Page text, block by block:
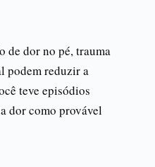
de dor no pé, trauma
podem reduzir a
teve episódios
dor como provável